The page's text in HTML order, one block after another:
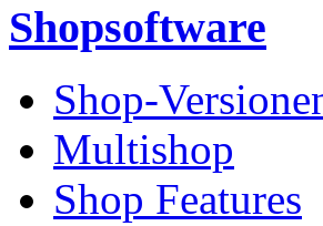
Shopsoftware
Shop-
Multishop
Shop Features